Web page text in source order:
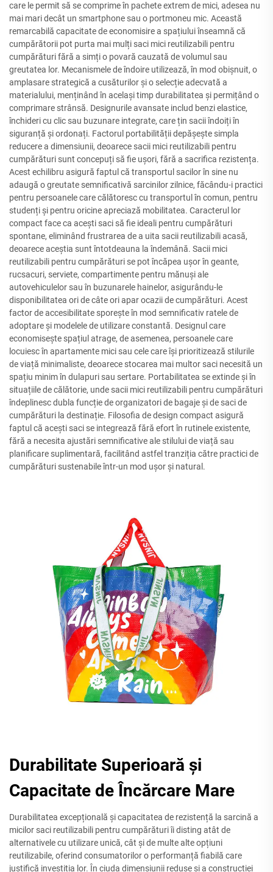
care le permit să se comprime în pachete extrem de mici, adesea nu
mai mari decât un smartphone sau o portmoneu mic. Această
remarcabilă capacitate de economisire a spațiului înseamnă că
cumpărătorii pot purta mai mulți saci mici reutilizabili pentru
cumpărături fără a simți o povară cauzată de volumul sau
greutatea lor. Mecanismele de îndoire utilizează, în mod obișnuit, o
amplasare strategică a cusăturilor și o selecție adecvată a
materialului, menținând în același timp durabilitatea și permițând o
comprimare strânsă. Designurile avansate includ benzi elastice,
închideri cu clic sau buzunare integrate, care țin sacii îndoiți în
siguranță și ordonați. Factorul portabilității depășește simpla
reducere a dimensiunii, deoarece sacii mici reutilizabili pentru
cumpărături sunt concepuți să fie ușori, fără a sacrifica rezistența.
Acest echilibru asigură faptul că transportul sacilor în sine nu
adaugă o greutate semnificativă sarcinilor zilnice, făcându-i practici
pentru persoanele care călătoresc cu transportul în comun, pentru
studenți și pentru oricine apreciază mobilitatea. Caracterul lor
compact face ca acești saci să fie ideali pentru cumpărături
spontane, eliminând frustrarea de a uita sacii reutilizabili acasă,
deoarece aceștia sunt întotdeauna la îndemână. Sacii mici
reutilizabili pentru cumpărături se pot încăpea ușor în geante,
rucsacuri, serviete, compartimente pentru mănuși ale
autovehiculelor sau în buzunarele hainelor, asigurându-le
disponibilitatea ori de câte ori apar ocazii de cumpărături. Acest
factor de accesibilitate sporește în mod semnificativ ratele de
adoptare și modelele de utilizare constantă. Designul care
economisește spațiul atrage, de asemenea, persoanele care
locuiesc în apartamente mici sau cele care își prioritizează stilurile
de viață minimaliste, deoarece stocarea mai multor saci necesită un
spațiu minim în dulapuri sau sertare. Portabilitatea se extinde și în
situațiile de călătorie, unde sacii mici reutilizabili pentru cumpărături
îndeplinesc dubla funcție de organizatori de bagaje și de saci de
cumpărături la destinație. Filosofia de design compact asigură
faptul că acești saci se integrează fără efort în rutinele existente,
fără a necesita ajustări semnificative ale stilului de viață sau
planificare suplimentară, facilitând astfel tranziția către practici de
cumpărături sustenabile într-un mod ușor și natural.
Durabilitate Superioară și
Capacitate de Încărcare Mare
Durabilitatea excepțională și capacitatea de rezistență la sarcină a
micilor saci reutilizabili pentru cumpărături îi disting atât de
alternativele cu utilizare unică, cât și de multe alte opțiuni
reutilizabile, oferind consumatorilor o performanță fiabilă care
justifică investiția lor. În ciuda dimensiunii reduse și a construcției